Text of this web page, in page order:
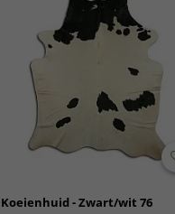
Koeienhuid - Zwart/wit 76